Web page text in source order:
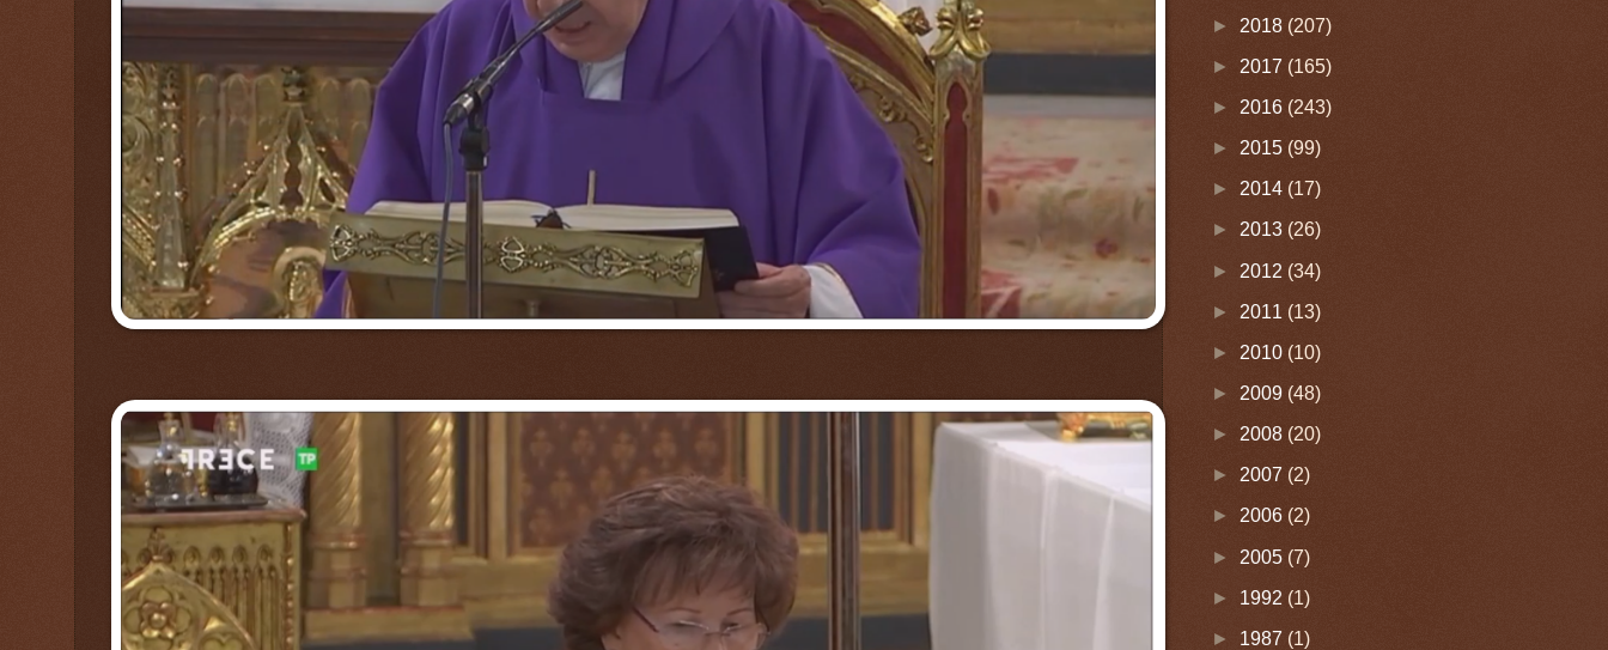
► 2018 (207)
► 2017 (165)
► 2016 (243)
► 2015 (99)
► 2014 (17)
► 2013 (26)
► 2012 (34)
► 2011 (13)
► 2010 (10)
► 2009 (48)
► 2008 (20)
► 2007 (2)
► 2006 (2)
► 2005 (7)
► 1992 (1)
► 1987 (1)